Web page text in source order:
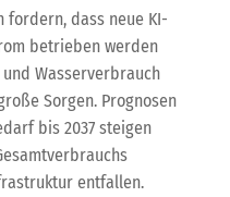
fordern, dass neue KI-
betrieben werden
Wasserverbrauch
Sorgen. Prognosen
bis 2037 steigen
entfallen.